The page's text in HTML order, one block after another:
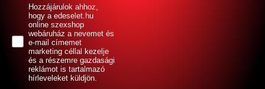
GDPRHozzájárulok ahhoz,
hogy a edeselet.hu
online szexshop
webáruház a nevemet és
e-mail címemet
marketing céllal kezelje
és a részemre gazdasági
reklámot is tartalmazó
hírleveleket küldjön.